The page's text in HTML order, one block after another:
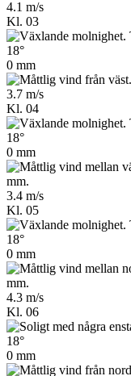
4.1 m/s
Kl. 03
18°
0 mm
3.7 m/s
Kl. 04
18°
0 mm
3.4 m/s
Kl. 05
18°
0 mm
4.3 m/s
Kl. 06
18°
0 mm